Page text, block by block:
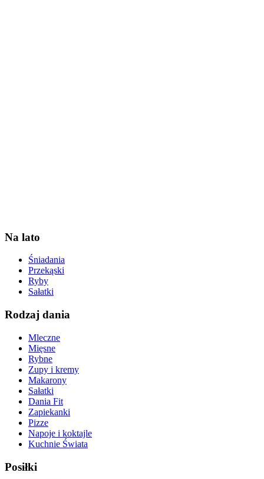
Na lato
Śniadania
Przekąski
Ryby
Sałatki
Rodzaj dania
Mleczne
Mięsne
Rybne
Zupy i kremy
Makarony
Sałatki
Dania Fit
Zapiekanki
Pizze
Napoje i koktajle
Kuchnie Świata
Posiłki